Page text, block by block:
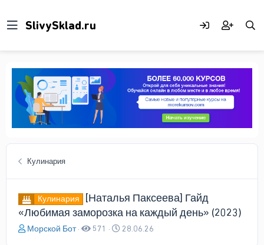
Кулинария
Кулинария
[Наталья Паксеева] Гайд
«Любимая заморозка на каждый день» (2023)
А
Морской Бот 571
Д
28.06.26